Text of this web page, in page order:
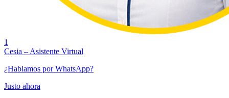
1
Cesia – Asistente Virtual
¿Hablamos por WhatsApp?
Justo ahora